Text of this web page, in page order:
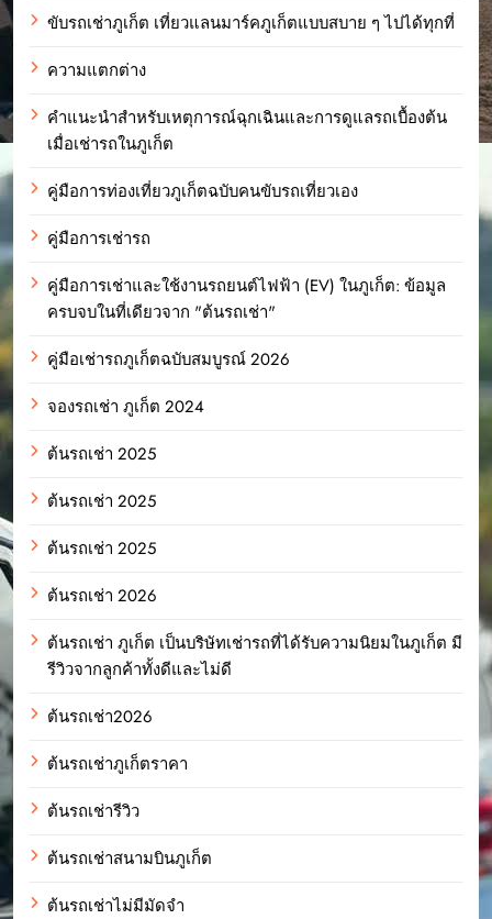
ขับรถเช่าภูเก็ต เที่ยวแลนมาร์คภูเก็ตแบบสบาย ๆ ไปได้ทุกที่
ความแตกต่าง
คำแนะนำสำหรับเหตุการณ์ฉุกเฉินและการดูแลรถเบื้องต้น
เมื่อเช่ารถในภูเก็ต
คู่มือการท่องเที่ยวภูเก็ตฉบับคนขับรถเที่ยวเอง
คู่มือการเช่ารถ
คู่มือการเช่าและใช้งานรถยนต์ไฟฟ้า (EV) ในภูเก็ต: ข้อมูล
ครบจบในที่เดียวจาก "ต้นรถเช่า"
คู่มือเช่ารถภูเก็ตฉบับสมบูรณ์ 2026
จองรถเช่า ภูเก็ต 2024
ต้นรถเช่า 2025
ต้นรถเช่า 2025
ต้นรถเช่า 2025
ต้นรถเช่า 2026
ต้นรถเช่า ภูเก็ต เป็นบริษัทเช่ารถที่ได้รับความนิยมในภูเก็ต มี
รีวิวจากลูกค้าทั้งดีและไม่ดี
ต้นรถเช่า2026
ต้นรถเช่าภูเก็ตราคา
ต้นรถเช่ารีวิว
ต้นรถเช่าสนามบินภูเก็ต
ต้นรถเช่าไม่มีมัดจำ